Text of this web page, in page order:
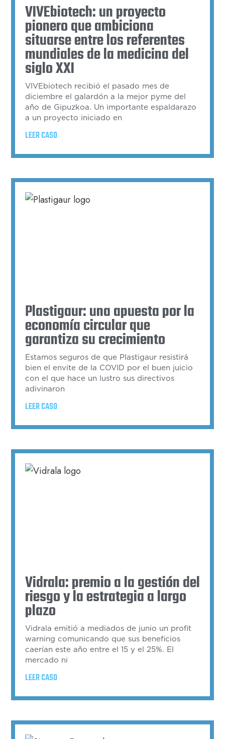
VIVEbiotech: un proyecto
pionero que ambiciona
situarse entre los referentes
mundiales de la medicina del
siglo XXI
VIVEbiotech recibió el pasado mes de
diciembre el galardón a la mejor pyme del
año de Gipuzkoa. Un importante espaldarazo
a un proyecto iniciado en
LEER CASO
Plastigaur: una apuesta por la
economía circular que
garantiza su crecimiento
Estamos seguros de que Plastigaur resistirá
bien el envite de la COVID por el buen juicio
con el que hace un lustro sus directivos
adivinaron
LEER CASO
Vidrala: premio a la gestión del
riesgo y la estrategia a largo
plazo
Vidrala emitió a mediados de junio un profit
warning comunicando que sus beneficios
caerían este año entre el 15 y el 25%. El
mercado ni
LEER CASO